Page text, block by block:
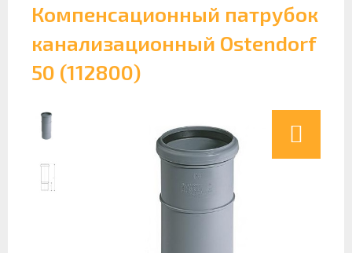
Компенсационный патрубок
канализационный Ostendorf
50 (112800)